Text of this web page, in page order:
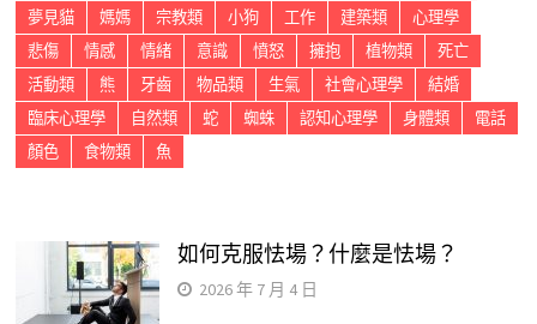
夢見貓
媽媽 宗教類 小狗 工作 建築類
心理學
悲傷
情感 情緒 意識 憤怒 擁抱 植物類
死亡
活動類
熊 牙齒 物品類 生氣 社會心理學
結婚
臨床心理學
自然類 蛇 蜘蛛 認知心理學 身體類
電話
顏色
食物類 魚
如何克服怯場？什麼是怯場？
2026 年 7 月 4 日